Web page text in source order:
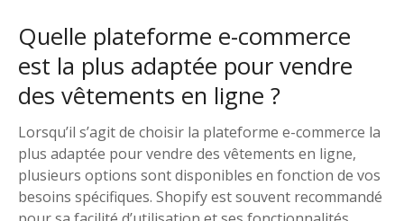
Quelle plateforme e-commerce
est la plus adaptée pour vendre
des vêtements en ligne ?
Lorsqu’il s’agit de choisir la plateforme e-commerce la
plus adaptée pour vendre des vêtements en ligne,
plusieurs options sont disponibles en fonction de vos
besoins spécifiques. Shopify est souvent recommandé